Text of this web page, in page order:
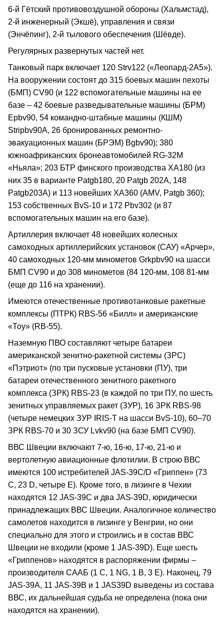
6-й Гётский противовоздушной обороны (Хальмстад),
2-й инженерный (Экшё), управления и связи
(Энчёпинг), 2-й тылового обеспечения (Шёвде).
Регулярных развернутых частей нет.
Танковый парк включает 120 Strv122 («Леопард-2А5»).
На вооружении состоят до 315 боевых машин пехоты
(БМП) CV90 (и 122 вспомогательные машины на ее
базе – 42 боевые разведывательные машины (БРМ)
Epbv90, 54 командно-штабные машины (КШМ)
Stripbv90A, 26 бронированных ремонтно-
эвакуационных машин (БРЭМ) Bgbv90); 380
южноафриканских бронеавтомобилей RG-32М
«Ньяла»; 203 БТР финского производства ХА180 (из
них 35 в варианте Patgb180, 20 Patgb 202A, 148
Patgb203A) и 113 новейших ХА360 (AMV, Patgb 360);
153 собственных BvS-10 и 172 Pbv302 (и 87
вспомогательных машин на его базе).
Артиллерия включает 48 новейших колесных
самоходных артиллерийских установок (САУ) «Арчер»,
40 самоходных 120-мм минометов Grkpbv90 на шасси
БМП CV90 и до 308 минометов (84 120-мм, 108 81-мм
(еще до 116 на хранении).
Имеются отечественные противотанковые ракетные
комплексы (ПТРК) RBS-56 «Билл» и американские
«Тоу» (RB-55).
Наземную ПВО составляют четыре батареи
американской зенитно-ракетной системы (ЗРС)
«Пэтриот» (по три пусковые установки (ПУ), три
батареи отечественного зенитного ракетного
комплекса (ЗРК) RBS-23 (в каждой по три ПУ, по шесть
зенитных управляемых ракет (ЗУР), 16 ЗРК RBS-98
(четыре немецких ЗУР IRIS-Т на шасси BvS-10), 60–70
ЗРК RBS-70 и 30 ЗСУ Lvkv90 (на базе БМП CV90).
ВВС Швеции включают 7-ю, 16-ю, 17-ю, 21-ю и
вертолетную авиационные флотилии. В строю ВВС
имеются 100 истребителей JAS-39C/D «Гриппен» (73
С, 23 D, четыре Е). Кроме того, в лизинге в Чехии
находятся 12 JAS-39C и два JAS-39D, юридически
принадлежащих ВВС Швеции. Аналогичное количество
самолетов находится в лизинге у Венгрии, но они
специально для этого и строились и в состав ВВС
Швеции не входили (кроме 1 JAS-39D). Еще шесть
«Гриппенов» находятся в распоряжении фирмы –
производителя СААБ (1 С, 1 NG, 1 В, 3 Е). Наконец, 79
JAS-39А, 11 JAS-39В и 1 JAS39D выведены из состава
ВВС, их дальнейшая судьба не определена (пока они
находятся на хранении).